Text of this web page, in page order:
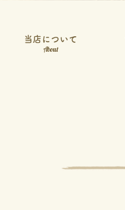
当店について
About